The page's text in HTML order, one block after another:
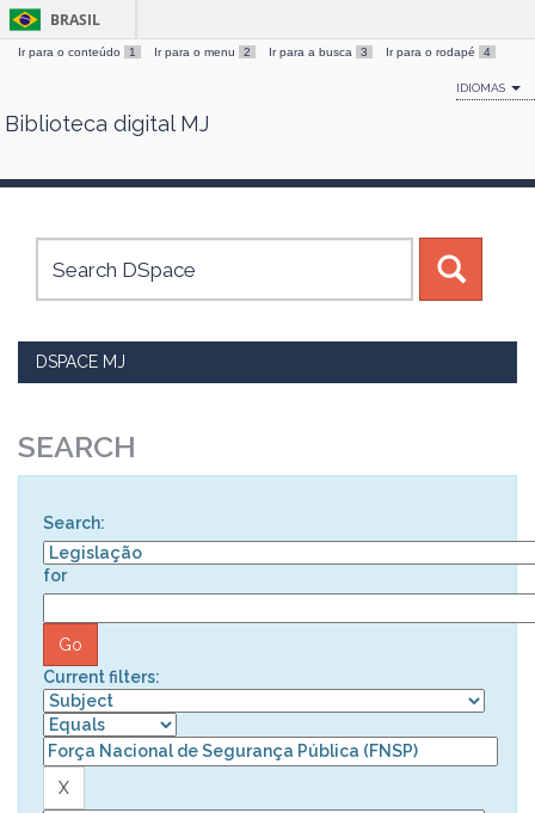
Skip
BRASIL
Ir para o conteúdo 1 Ir para o menu 2 Ir para a busca 3 Ir para o rodapé 4
IDIOMAS
Biblioteca digital MJ
DSPACE MJ
SEARCH
Search:
for
Current filters: